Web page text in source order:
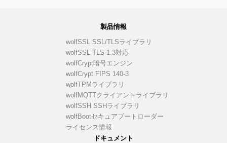
製品情報
wolfSSL SSL/TLSライブラリ
wolfSSL TLS 1.3対応
wolfCrypt暗号エンジン
wolfCrypt FIPS 140-3
wolfTPMライブラリ
wolfMQTTクライアントライブラリ
wolfSSH SSHライブラリ
wolfBootセキュアブートローダー
ライセンス情報
ドキュメント